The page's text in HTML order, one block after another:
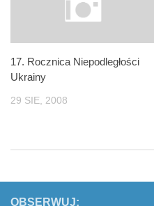
17. Rocznica Niepodległości
Ukrainy
29 SIE, 2008
OBSERWUJ: